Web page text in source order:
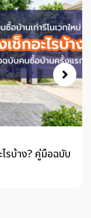
รบ้าง? คู่มือฉบับ